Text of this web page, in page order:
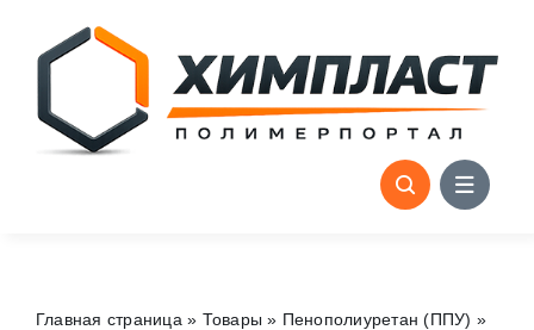
content
Главная страница » Товары » Пенополиуретан (ППУ) »